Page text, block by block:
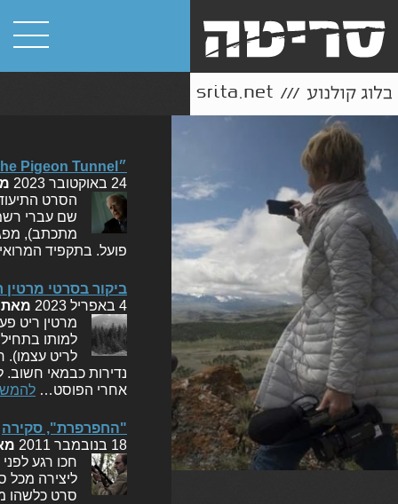
״The Pigeon Tunnel״, סקירת אפל TV+
24 באוקטובר 2023
שם עברי
מתכתב),
פועל. בתקפיד
ביקור בסרטי
4 באפריל 2023
מרטין ריט
למותו
לריט עצמו).
נדירות כבמאי חשוב.
אחרי הפוסט…
"החפרפרת", סקירה
18 בנובמבר 2011
חכו רגע
ליצירה מכל
סרט כלשהו